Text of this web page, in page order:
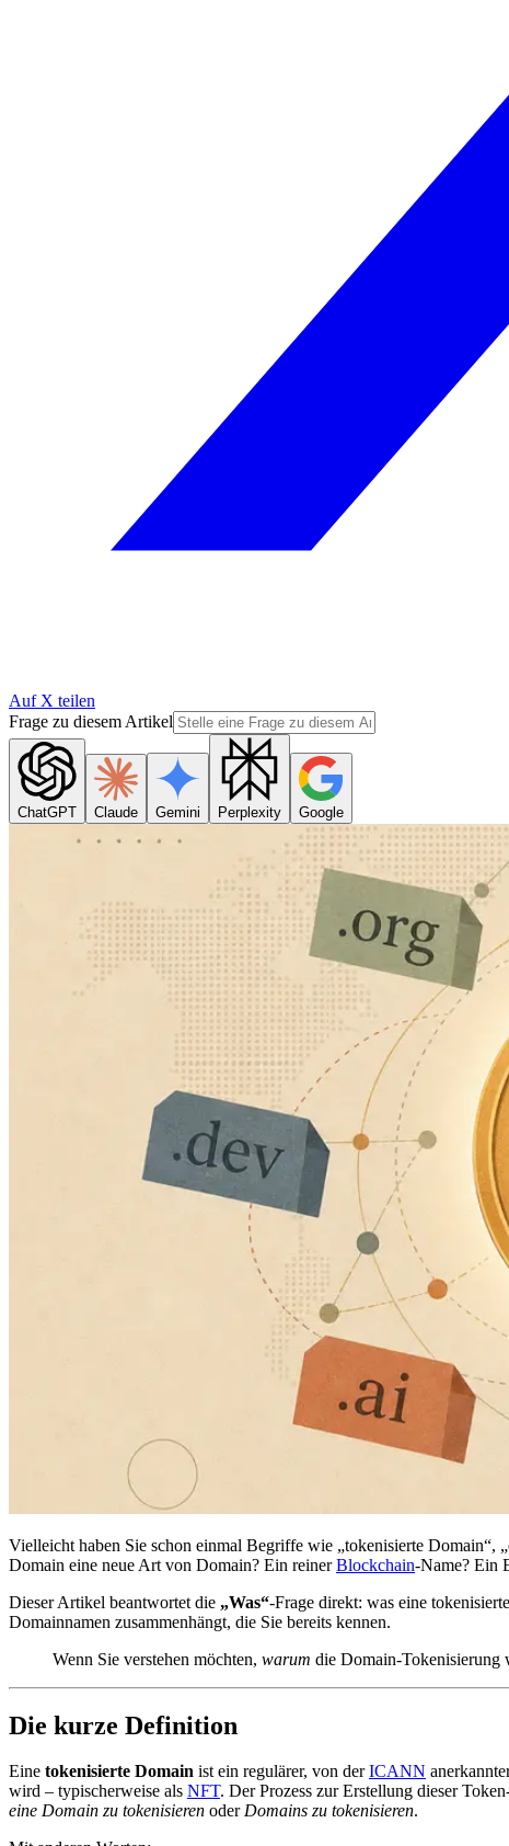
Auf X teilen
Frage zu diesem Artikel
ChatGPT Claude Gemini Perplexity Google
Vielleicht haben Sie schon einmal Begriffe wie „tokenisierte Domain“,
Domain eine neue Art von Domain? Ein reinerBlockchain-Name? Ein
Dieser Artikel beantwortet die „Was“-Frage direkt: was eine
Domainnamen zusammenhängt, die Sie bereits kennen.
Wenn Sie verstehen möchten, warum die Domain-Tokenisierung
Die kurze Definition
Eine tokenisierte Domain ist ein regulärer, von derICANN
wird – typischerweise als NFT. Der Prozess zur Erstellung dieser
eine Domain zu tokenisieren oderDomains zu tokenisieren.